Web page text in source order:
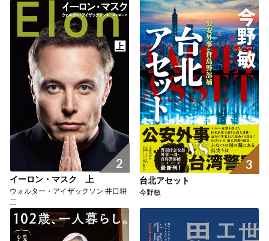
2
イーロン・マスク 上
ウォルター・アイザックソン 井口耕
二
3
台北アセット
今野敏